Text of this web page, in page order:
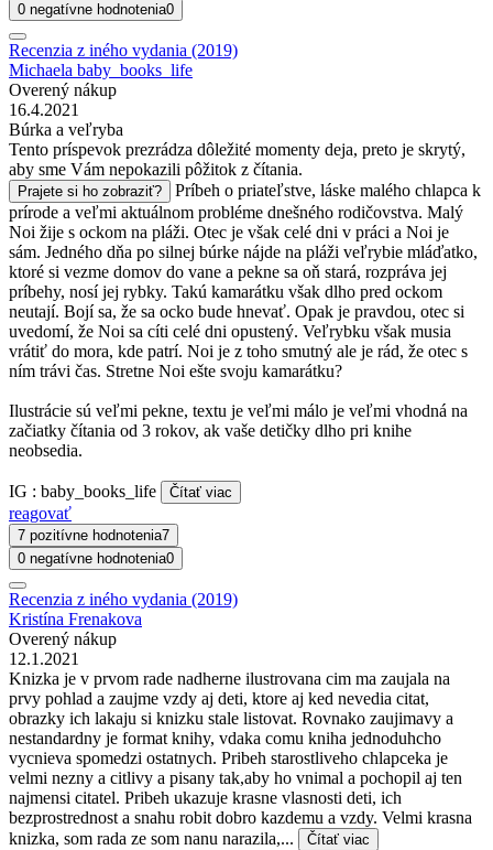
0 negatívne hodnotenia0
Recenzia z iného vydania (2019)
Michaela baby_books_life
Overený nákup
16.4.2021
Búrka a veľryba
Tento príspevok prezrádza dôležité momenty deja, preto je skrytý,
aby sme Vám nepokazili pôžitok z čítania.
Prajete si ho zobraziť?
Príbeh o priateľstve, láske malého chlapca k
prírode a veľmi aktuálnom probléme dnešného rodičovstva. Malý
Noi žije s ockom na pláži. Otec je však celé dni v práci a Noi je
sám. Jedného dňa po silnej búrke nájde na pláži veľrybie mláďatko,
ktoré si vezme domov do vane a pekne sa oň stará, rozpráva jej
príbehy, nosí jej rybky. Takú kamarátku však dlho pred ockom
neutají. Bojí sa, že sa ocko bude hnevať. Opak je pravdou, otec si
uvedomí, že Noi sa cíti celé dni opustený. Veľrybku však musia
vrátiť do mora, kde patrí. Noi je z toho smutný ale je rád, že otec s
ním trávi čas. Stretne Noi ešte svoju kamarátku?
Ilustrácie sú veľmi pekne, textu je veľmi málo je veľmi vhodná na
začiatky čítania od 3 rokov, ak vaše detičky dlho pri knihe
neobsedia.
IG : baby_books_life Čítať viac
reagovať
7 pozitívne hodnotenia7
0 negatívne hodnotenia0
Recenzia z iného vydania (2019)
Kristína Frenakova
Overený nákup
12.1.2021
Knizka je v prvom rade nadherne ilustrovana cim ma zaujala na
prvy pohlad a zaujme vzdy aj deti, ktore aj ked nevedia citat,
obrazky ich lakaju si knizku stale listovat. Rovnako zaujimavy a
nestandardny je format knihy, vdaka comu kniha jednoduhcho
vycnieva spomedzi ostatnych. Pribeh starostliveho chlapceka je
velmi nezny a citlivy a pisany tak,aby ho vnimal a pochopil aj ten
najmensi citatel. Pribeh ukazuje krasne vlasnosti deti, ich
bezprostrednost a snahu robit dobro kazdemu a vzdy. Velmi krasna
knizka, som rada ze som nanu narazila,...
Čítať viac